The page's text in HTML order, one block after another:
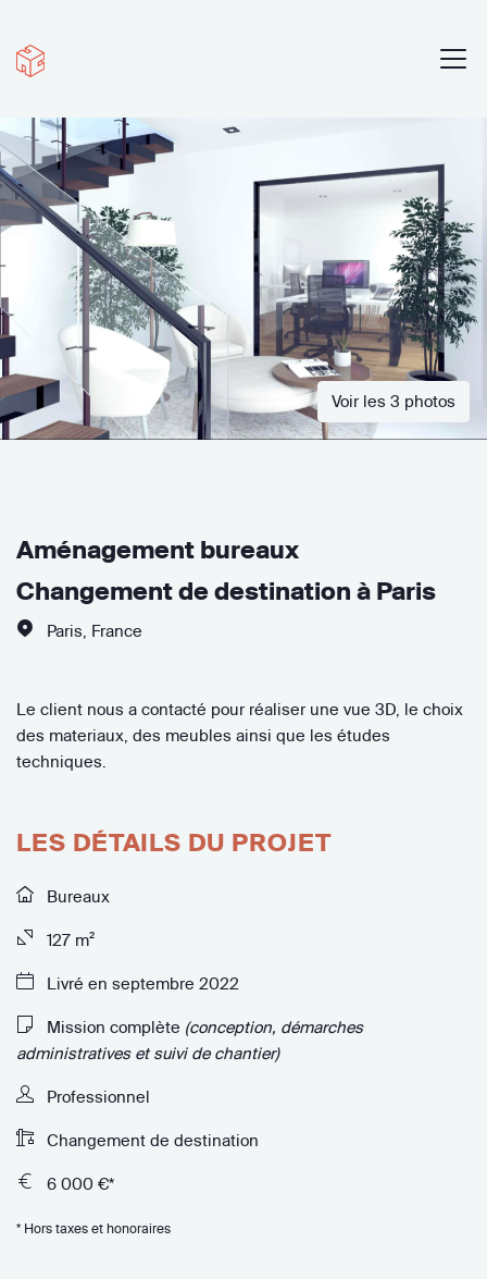
Voir les 3 photos
Aménagement bureaux
Changement de destination à Paris
Paris France
Le client nous a contacté pour réaliser une vue 3D, le choix
des materiaux, des meubles ainsi que les études
techniques.
LES DÉTAILS DU PROJET
Bureaux
127 m²
Livré en septembre 2022
Mission complète (conception, démarches
administratives et suivi de chantier)
Professionnel
Changement de destination
6 000 €*
* Hors taxes et honoraires